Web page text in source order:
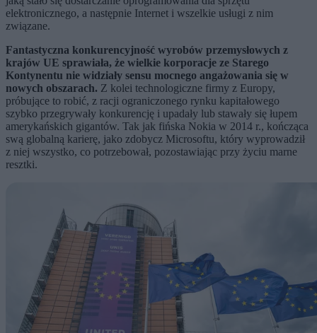
elektronicznego, a następnie Internet i wszelkie usługi z nim
związane.
Fantastyczna konkurencyjność wyrobów przemysłowych z
krajów UE sprawiała, że wielkie korporacje ze Starego
Kontynentu nie widziały sensu mocnego angażowania się w
nowych obszarach. Z kolei technologiczne firmy z Europy,
próbujące to robić, z racji ograniczonego rynku kapitałowego
szybko przegrywały konkurencję i upadały lub stawały się łupem
amerykańskich gigantów. Tak jak fińska Nokia w 2014 r., kończąca
swą globalną karierę, jako zdobycz Microsoftu, który wyprowadził
z niej wszystko, co potrzebował, pozostawiając przy życiu marne
resztki.